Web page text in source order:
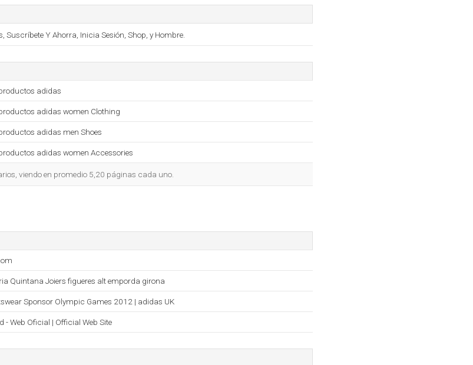
Suscríbete Y Ahorra, Inicia Sesión, Shop, y Hombre.
adidas
adidas women Clothing
adidas men Shoes
adidas women Accessories
viendo en promedio 5,20 páginas cada uno.
Quintana Joiers figueres alt emporda girona
Sponsor Olympic Games 2012 | adidas UK
- Web Oficial | Official Web Site